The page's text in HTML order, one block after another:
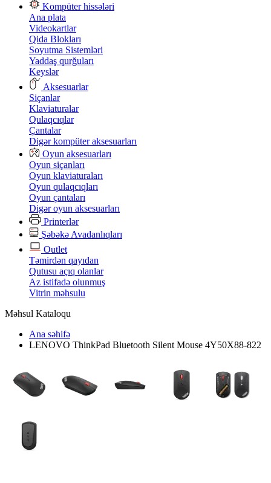
Kompüter hissələri
Ana plata
Videokartlar
Qida Blokları
Soyutma Sistemləri
Yaddaş qurğuları
Keyslər
Aksesuarlar
Siçanlar
Klaviaturalar
Qulaqcıqlar
Çantalar
Digər kompüter aksesuarları
Oyun aksesuarları
Oyun siçanları
Oyun klaviaturaları
Oyun qulaqcıqları
Oyun çantaları
Digər oyun aksesuarları
Printerlər
Şəbəkə Avadanlıqları
Outlet
Təmirdən qayıdan
Qutusu açıq olanlar
Az istifadə olunmuş
Vitrin məhsulu
Məhsul Kataloqu
Ana səhifə
LENOVO ThinkPad Bluetooth Silent Mouse 4Y50X88-822